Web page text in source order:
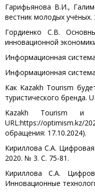
Гарифьянова В.И.,
вестник молодых
Гордиенко С.В.
инновационной
Информационная
Информационная
Как Kazakh Tourism
туристического бренда.
Kazakh Tourism и
URL:https://optimism.kz/
обращения: 17.10.2024).
Кириллова С.А.
2020. № 3. С. 75-81.
Кириллова С.А.
Инновационные